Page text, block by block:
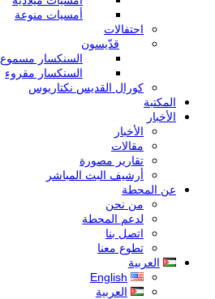
أمسيات منوعة
احتفالات
قدّيسون
السنكسار مسموع
السنكسار مقروء
كورال القديس نكتاريوس
المكتبة
الأخبار
الأخبار
مقالات
تقارير مصورة
أرشيف البث المباشر
عن المحطة
من نحن
لدعم المحطة
اتصل بنا
تطوع معنا
العربية
English
العربية